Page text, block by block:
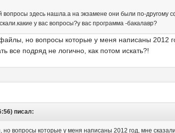
вопросы здесь нашла.а на экзамене они были по-
у вас вопросы?у вас программа -бакалавр?
но вопросы которые у меня написаны 2012
все подряд не логично, как потом искать?!
писал:
вопросы которые у меня написаны 2012 год, мне